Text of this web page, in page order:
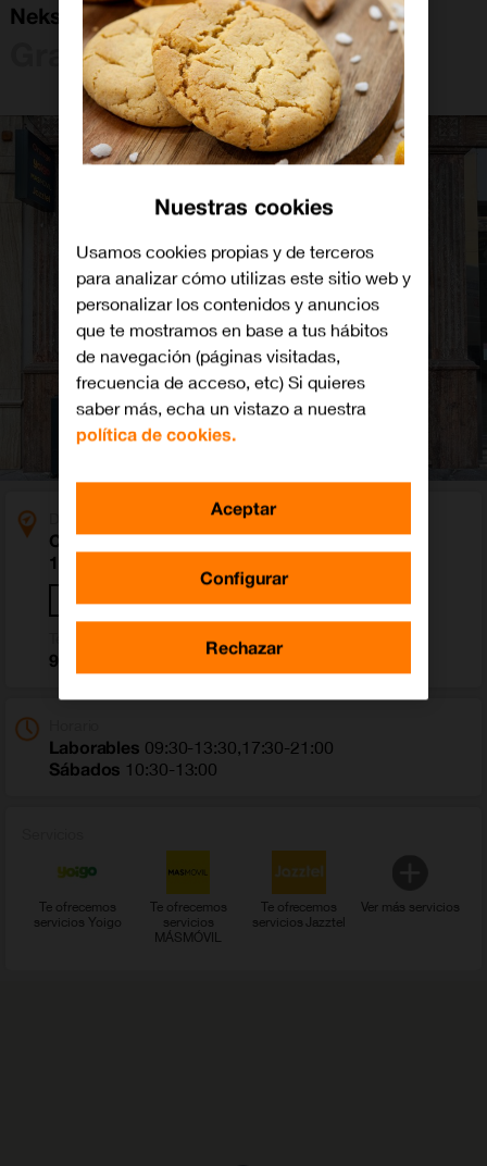
Neksus Granada Ctra De La Sierra
Granada
Crta de La Sierra 52
18008 Granada (Granada)
Cómo llegar
958 081 865
Laborables 09:30-13:30,17:30-21:00
Sábados 10:30-13:00
Te ofrecemos
servicios Yoigo
Te ofrecemos
servicios
MÁSMÓVIL
Te ofrecemos
servicios Jazztel
Ver más servicios
Nuestras cookies
Usamos cookies propias y de terceros
para analizar cómo utilizas este sitio web y
personalizar los contenidos y anuncios
que te mostramos en base a tus hábitos
de navegación (páginas visitadas,
frecuencia de acceso, etc) Si quieres
saber más, echa un vistazo a nuestra
política de cookies.
Configurar
Rechazar
Aceptar